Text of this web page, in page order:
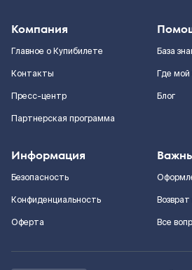
Компания
Главное о Купибилете
Контакты
Пресс-центр
Партнерская программа
База
Где мой
Блог
Информация
Безопасность
Конфиденциальность
Оферта
Все